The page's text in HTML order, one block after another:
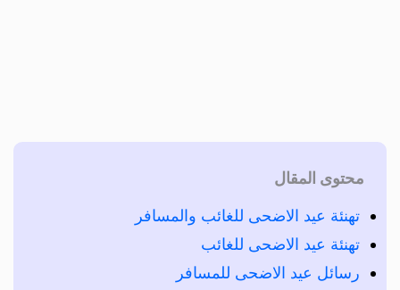
محتوى المقال
تهنئة عيد الاضحى للغائب والمسافر
تهنئة عيد الاضحى للغائب
رسائل عيد الاضحى للمسافر